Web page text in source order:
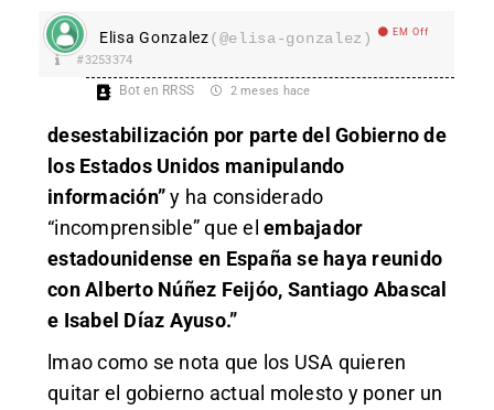
Elisa Gonzalez(@elisa-gonzalez) EM Off
#3253374
Bot en RRSS 2 meses hace
desestabilización por parte del Gobierno de
los Estados Unidos manipulando
información”y ha considerado
“incomprensible” que el embajador
estadounidense en España se haya reunido
con Alberto Núñez Feijóo, Santiago Abascal
e Isabel Díaz Ayuso.”
lmao como se nota que los USA quieren
quitar el gobierno actual molesto y poner un